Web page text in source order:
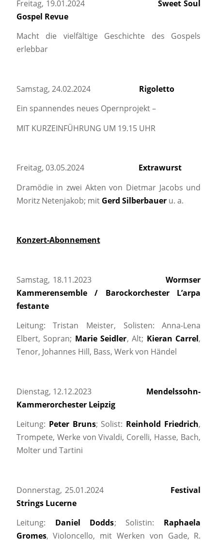
Freitag, 19.01.2024 Sweet Soul
Gospel Revue
Macht die vielfältige Geschichte des Gospels
erlebbar
Samstag, 24.02.2024 Rigoletto
Ein spannendes neues Opernprojekt –
MIT KURZEINFÜHRUNG UM 19.15 UHR
Freitag, 03.05.2024 Extrawurst
Dramödie in zwei Akten von Dietmar Jacobs und
Moritz Netenjakob; mit Gerd Silberbauer u. a.
Konzert-Abonnement
Samstag, 18.11.2023Wormser
Kammerensemble / Barockorchester L’arpa
festante
Leitung: Tristan Meister, Solisten: Anna-Lena
Elbert, Sopran; Marie Seidler, Alt; Kieran Carrel,
Tenor, Johannes Hill, Bass, Werk von Händel
Dienstag, 12.12.2023 Mendelssohn-
Kammerorchester Leipzig
Leitung: Peter Bruns; Solist: Reinhold Friedrich,
Trompete, Werke von Vivaldi, Corelli, Hasse, Bach,
Molter und Tartini
Donnerstag, 25.01.2024 Festival
Strings Lucerne
Leitung: Daniel Dodds; Solistin: Raphaela
Gromes, Violoncello, mit Werken von Gade, R.